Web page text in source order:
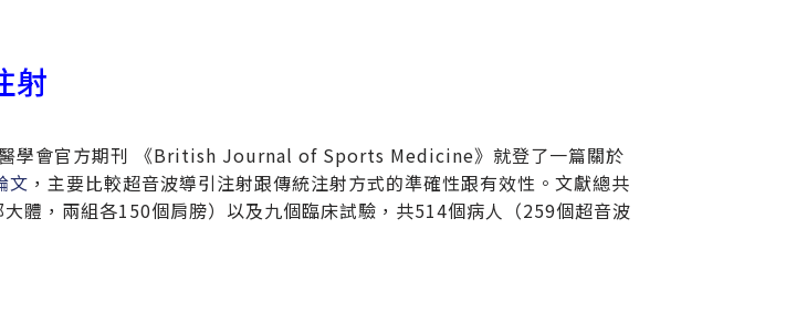
射
學會官方期刊 《British Journal of Sports Medicine》就登了一篇關於
文 ，主要比較超音波導引注射跟傳統注射方式的準確性跟有效性。文獻總共
體，兩組各150個肩膀）以及九個臨床試驗，共514個病人（259個超音波